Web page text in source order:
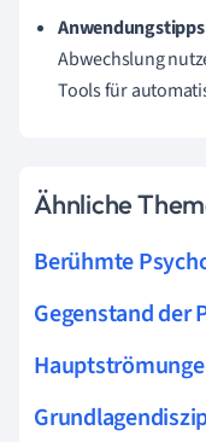
Abwechslung
Tools für
Ähnliche
Berühmte
Gegenstand der